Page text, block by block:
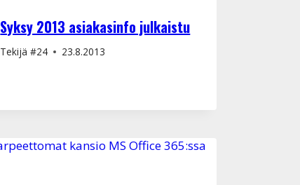
Syksy 2013 asiakasinfo julkaistu
Tekijä #24 23.8.2013